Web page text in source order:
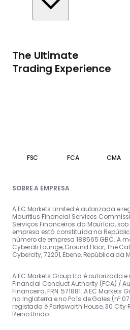
The Ultimate
Trading Experience
FSC FCA CMA
SOBRE A EMPRESA
A EC Markets Limited é autorizada e
Mauritius Financial Services
Serviços Financeiros da Maurícia, sob
empresa está constituída na
número de empresa 188565 GBC. A
Cyberati Lounge, Ground Floor, The
Cybercity, 72201, Ebene, República da
A EC Markets Group Ltd é autorizada
Financial Conduct Authority (FCA) /
Financeira, FRN: 571881. A EC
na Inglaterra e no País de Gales (nº
registada é Parksworth House, 30 City
Reino Unido.